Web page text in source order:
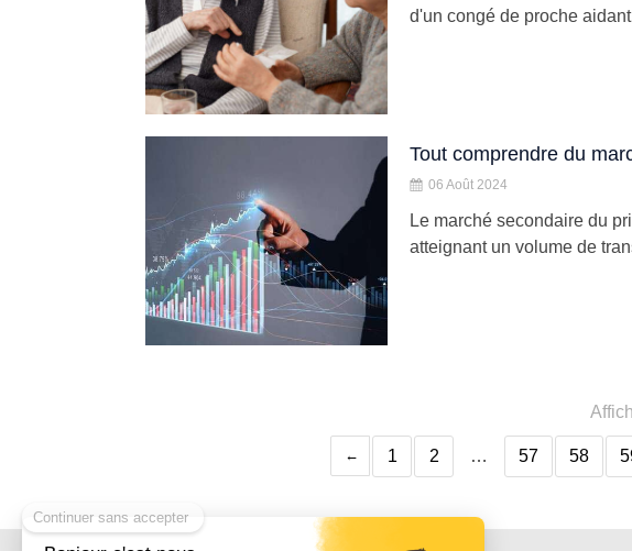
d'un congé de proche
Tout comprendre du
06 Août 2024
Le marché secondaire du
atteignant un volume de
1 2 … 57 58